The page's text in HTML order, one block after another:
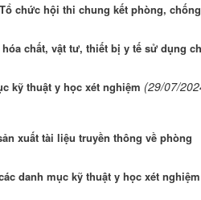
chức hội thi chung kết phòng, chống
chất, vật tư, thiết bị y tế sử dụng
kỹ thuật y học xét nghiệm (29/07/
xuất tài liệu truyền thông về phòng
danh mục kỹ thuật y học xét nghiệm